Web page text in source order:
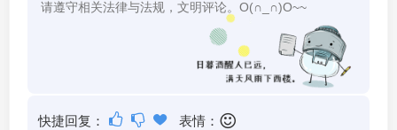
快捷回复： 表情：